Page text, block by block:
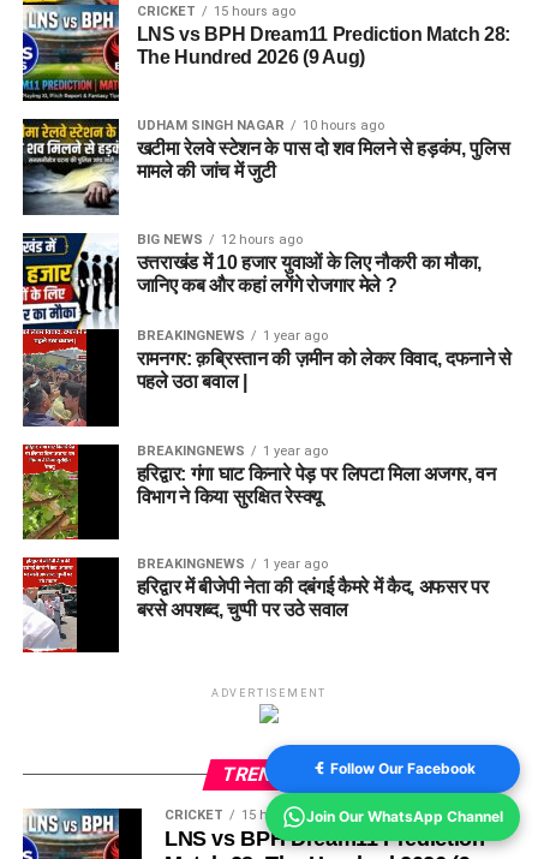
CRICKET 15 hours ago
LNS vs BPH Dream11 Prediction Match 28:
The Hundred 2026 (9 Aug)
UDHAM SINGH NAGAR 10 hours ago
खटीमा रेलवे स्टेशन के पास दो शव मिलने से हड़कंप, पुलिस
मामले की जांच में जुटी
BIG NEWS 12 hours ago
उत्तराखंड में 10 हजार युवाओं के लिए नौकरी का मौका,
जानिए कब और कहां लगेंगे रोजगार मेले ?
BREAKINGNEWS 1 year ago
रामनगर: क़ब्रिस्तान की ज़मीन को लेकर विवाद, दफनाने से
पहले उठा बवाल |
BREAKINGNEWS 1 year ago
हरिद्वार: गंगा घाट किनारे पेड़ पर लिपटा मिला अजगर, वन
विभाग ने किया सुरक्षित रेस्क्यू
BREAKINGNEWS 1 year ago
हरिद्वार में बीजेपी नेता की दबंगई कैमरे में कैद, अफसर पर
बरसे अपशब्द, चुप्पी पर उठे सवाल
ADVERTISEMENT
TRENDING
CRICKET 15 hours ago
LNS vs BPH Dream11 Prediction
Follow Our Facebook
Join Our WhatsApp Channel